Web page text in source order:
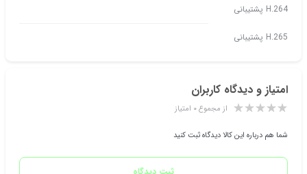
H.264 پشتیبانی
H.265 پشتیبانی
امتیاز و دیدگاه کاربران
از مجموع ۰ امتیاز
شما هم درباره این کالا دیدگاه ثبت کنید
ثبت دیدگاه